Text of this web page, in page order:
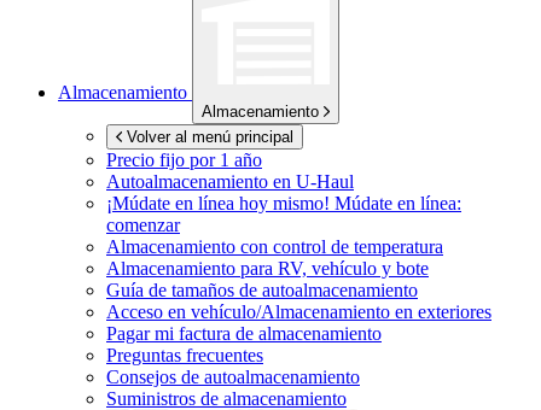
Almacenamiento
Almacenamiento
Volver al menú principal
Precio fijo por 1 año
Autoalmacenamiento en U-Haul
¡Múdate en línea hoy mismo! Múdate en línea:
comenzar
Almacenamiento con control de temperatura
Almacenamiento para RV, vehículo y bote
Guía de tamaños de autoalmacenamiento
Acceso en vehículo/Almacenamiento en exteriores
Pagar mi factura de almacenamiento
Preguntas frecuentes
Consejos de autoalmacenamiento
Suministros de almacenamiento